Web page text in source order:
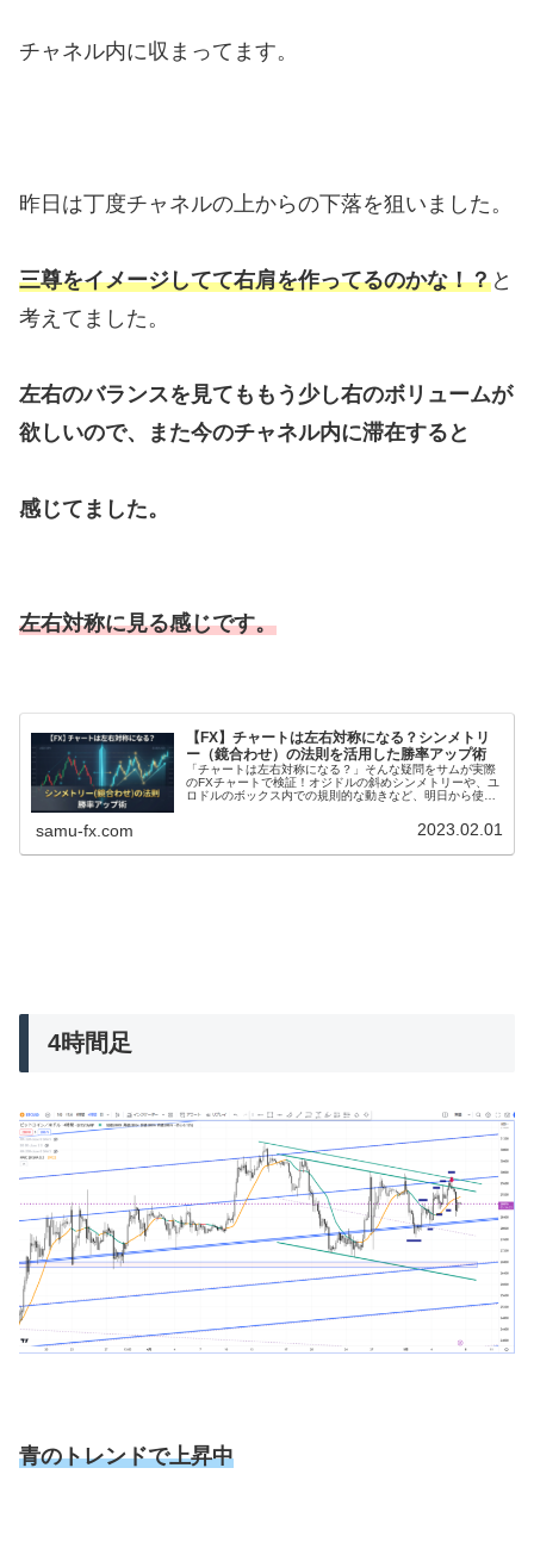
チャネル内に収まってます。
昨日は丁度チャネルの上からの下落を狙いました。
三尊をイメージしてて右肩を作ってるのかな！？と
考えてました。
左右のバランスを見てももう少し右のボリュームが
欲しいので、また今のチャネル内に滞在すると
感じてました。
左右対称に見る感じです。
【FX】チャートは左右対称になる？シンメトリ
ー（鏡合わせ）の法則を活用した勝率アップ術
「チャートは左右対称になる？」そんな疑問をサムが実際
のFXチャートで検証！オジドルの斜めシンメトリーや、ユ
ロドルのボックス内での規則的な動きなど、明日から使え
ます。相場のクセを掴んで、トレードを有利に進めましょ
samu-fx.com 2023.02.01
4時間足
青のトレンドで上昇中